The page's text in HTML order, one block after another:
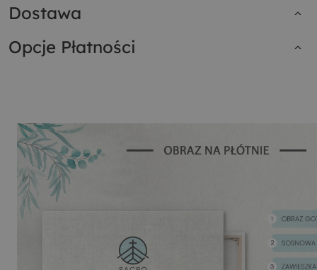
Dostawa
Opcje Płatności